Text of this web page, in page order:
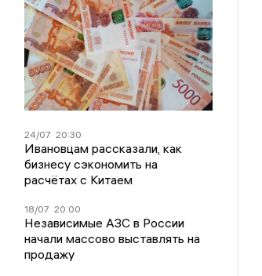
24/07 20:30
Ивановцам рассказали, как
бизнесу сэкономить на
расчётах с Китаем
18/07 20:00
Независимые АЗС в России
начали массово выставлять на
продажу